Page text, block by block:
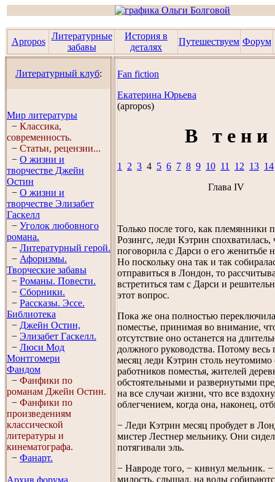
Apropos
Литературные
забавы
История в
деталях
Путешествуем Форум
Литературный клуб:
Мир литературы
− Классика,
современность.
− Статьи, рецензии...
− О жизни и
творчестве Джейн
Остин
− О жизни и
творчестве Элизабет
Гaскелл
− Уголок любовного
романа.
− Литературный герой.
− Афоризмы.
Творческие забавы
− Романы. Повести.
− Сборники.
− Рассказы. Эссe.
Библиотека
− Джейн Остин,
− Элизабет Гaскелл.
− Люси Мод
Монтгомери
Фандом
− Фанфики по
романам Джейн Остин.
− Фанфики по
произведениям
классической
литературы и
кинематографа.
− Фанарт.
Архив форума
Fan fiction
Екатерина Юрьева
(аpropos)
В т е н и
1 2 3 4 5 6 7 8 9 10 11 12 13 14
Глава IV
Только после того, как племянники
Розингс, леди Кэтрин спохватилась,
поговорила с Дарси о его женитьбе
Но поскольку она так и так
отправиться в Лондон, то
встретиться там с Дарси и
этот вопрос.
Пока же она полностью
поместье, принимая во внимание,
отсутствие оно останется на
должного руководства. Потому
месяц леди Кэтрин столь неутомимо
работников поместья, жителей
обстоятельными и развернутыми
на все случаи жизни, что все
облегчением, когда она, наконец,
− Леди Кэтрин месяц пробудет в
мистер Лестнер мельнику. Они
потягивали эль.
− Навроде того, − кивнул мельник. −
милость, слышал, на воды